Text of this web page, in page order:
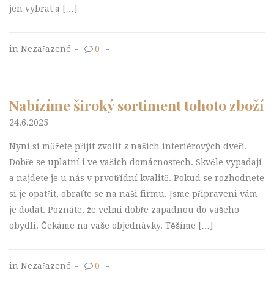
jen vybrat a […]
in Nezařazené - 0 -
Nabízíme široký sortiment tohoto zboží
24.6.2025
Nyní si můžete přijít zvolit z našich interiérových dveří.
Dobře se uplatní i ve vašich domácnostech. Skvěle vypadají
a najdete je u nás v prvotřídní kvalitě. Pokud se rozhodnete
si je opatřit, obraťte se na naši firmu. Jsme připraveni vám
je dodat. Poznáte, že velmi dobře zapadnou do vašeho
obydlí. Čekáme na vaše objednávky. Těšíme […]
in Nezařazené - 0 -